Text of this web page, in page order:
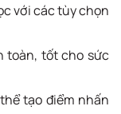
với các tùy chọn
toàn, tốt cho sức
tạo điểm nhấn